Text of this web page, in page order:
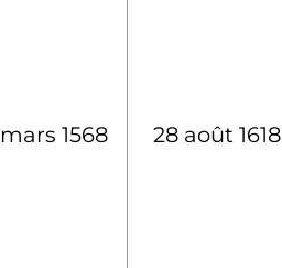
1568 28 août 1618